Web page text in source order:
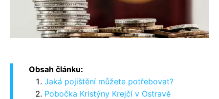
Obsah článku:
Jaká pojištění můžete potřebovat?
Pobočka Kristýny Krejčí v Ostravě